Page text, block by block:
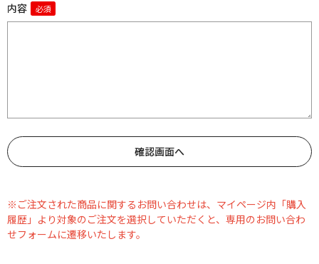
内容
※ご注文された商品に関するお問い合わせは、マイページ内「購入
履歴」より対象のご注文を選択していただくと、専用のお問い合わ
せフォームに遷移いたします。